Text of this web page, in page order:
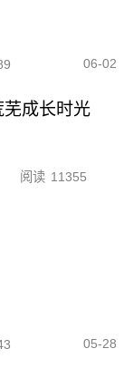
06-02
芜成长时光
阅读 11355
05-28